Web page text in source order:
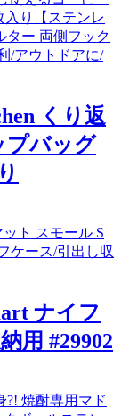
くり返
プバッグ
ナイフ
用 #29902